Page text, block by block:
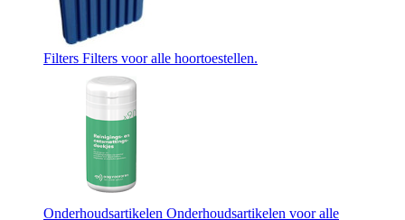
Filters Filters voor alle hoortoestellen.
Onderhoudsartikelen Onderhoudsartikelen voor alle